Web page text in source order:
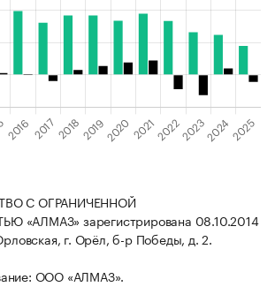
С ОГРАНИЧЕННОЙ
«АЛМАЗ» зарегистрирована 08.10.2014
г. Орёл, б-р Победы, д. 2.
ООО «АЛМАЗ».